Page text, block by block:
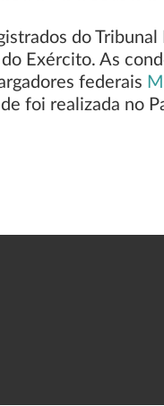
do
Exército. As
federais
foi realizada no